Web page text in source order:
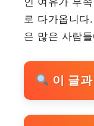
로 다가옵니다
은 많은 사람
이 글